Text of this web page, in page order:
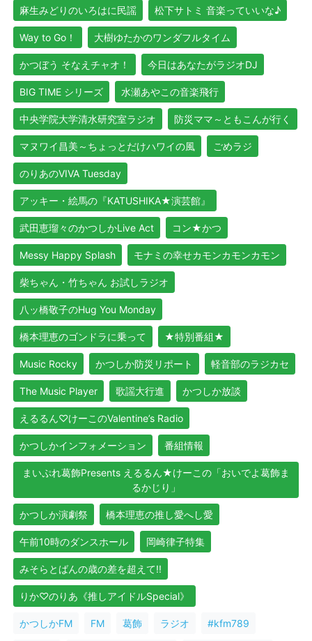
麻生みどりのいろはに民謡 松下サトミ 音楽っていいな♪
Way to Go！ 大樹ゆたかのワンダフルタイム
かつぼう そなえチャオ！ 今日はあなたがラジオDJ
BIG TIME シリーズ 水瀬あやこの音楽飛行
中央学院大学清水研究室ラジオ 防災ママ～ともこんが行く
マヌワイ昌美～ちょっとだけハワイの風 ごめラジ
のりあのVIVA Tuesday
アッキー・絵馬の『KATUSHIKA★演芸館』
武田恵瑠々のかつしかLive Act コン★かつ
Messy Happy Splash モナミの幸せカモンカモンカモン
柴ちゃん・竹ちゃん お試しラジオ
八ッ橋敬子のHug You Monday
橋本理恵のゴンドラに乗って ★特別番組★
Music Rocky かつしか防災リポート 軽音部のラジカセ
The Music Player 歌謡大行進 かつしか放談
えるるん♡けーこのValentine’s Radio
かつしかインフォメーション 番組情報
まいぷれ葛飾Presents えるるん★けーこの「おいでよ葛飾ま
るかじり」
かつしか演劇祭 橋本理恵の推し愛へし愛
午前10時のダンスホール 岡崎律子特集
みそらとばんの歳の差を超えて!!
りか♡のりあ《推しアイドルSpecial》
かつしかFM FM 葛飾 ラジオ #kfm789